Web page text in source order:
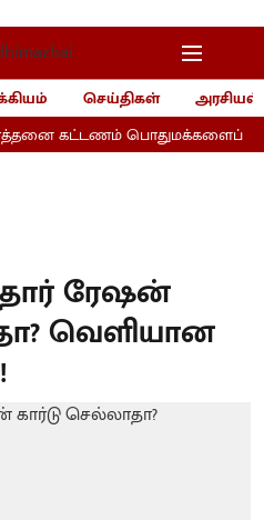
செய்திகள்
அரசியல்
கட்டணம் பொதுமக்களைப்
ரேஷன்
வெளியான